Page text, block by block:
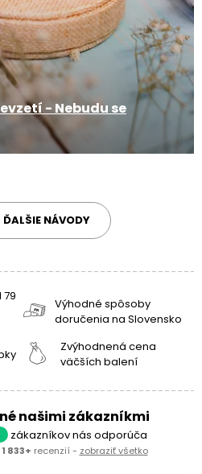
- Nebudu se
NÁVODY
Výhodné spôsoby
doručenia na Slovensko
Zvýhodnená cena
väčších balení
našimi zákazníkmi
zákazníkov nás odporúča
1 833+ recenzií - zobraziť všetko